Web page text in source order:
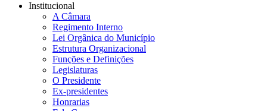
Institucional
A Câmara
Regimento Interno
Lei Orgânica do Município
Estrutura Organizacional
Funções e Definições
Legislaturas
O Presidente
Ex-presidentes
Honrarias